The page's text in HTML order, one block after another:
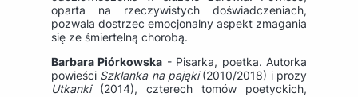
oparta na rzeczywistych doświadczeniach,
pozwala dostrzec emocjonalny aspekt zmagania
się ze śmiertelną chorobą.
Barbara Piórkowska - Pisarka, poetka. Autorka
powieści Szklanka na pająki(2010/2018) i prozy
Utkanki(2014), czterech tomów poetyckich,